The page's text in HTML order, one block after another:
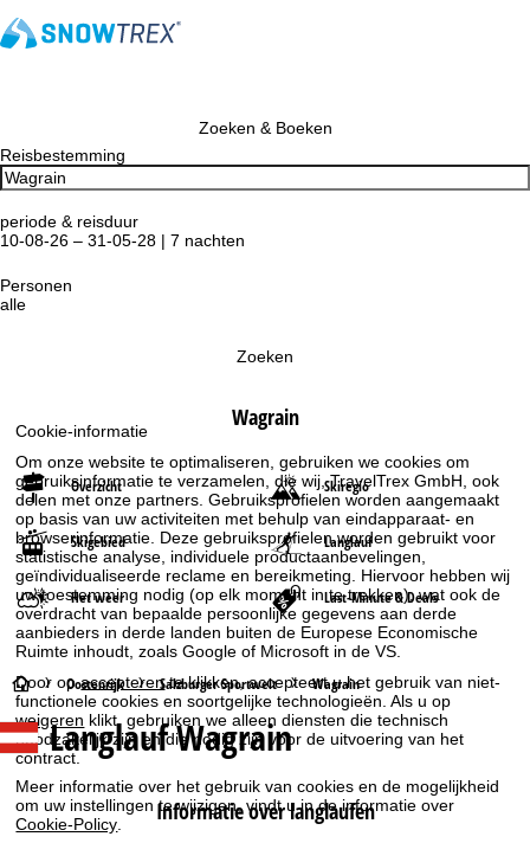
Cookie-informatie
Om onze website te optimaliseren, gebruiken we cookies om
gebruiksinformatie te verzamelen, die wij, TravelTrex GmbH, ook
delen met onze partners. Gebruiksprofielen worden aangemaakt
op basis van uw activiteiten met behulp van eindapparaat- en
browserinformatie. Deze gebruiksprofielen worden gebruikt voor
statistische analyse, individuele productaanbevelingen,
geïndividualiseerde reclame en bereikmeting. Hiervoor hebben wij
uw toestemming nodig (op elk moment in te trekken), wat ook de
overdracht van bepaalde persoonlijke gegevens aan derde
aanbieders in derde landen buiten de Europese Economische
Ruimte inhoudt, zoals Google of Microsoft in de VS.
Door opaccepterente klikken, accepteert u het gebruik van niet-
functionele cookies en soortgelijke technologieën. Als u op
weigeren klikt, gebruiken we alleen diensten die technisch
noodzakelijk zijn en die nodig zijn voor de uitvoering van het
contract.
Meer informatie over het gebruik van cookies en de mogelijkheid
om uw instellingen te wijzigen, vindt u in de informatie over
Cookie-Policy
Zoeken & Boeken
Reisbestemming
periode & reisduur
10-08-26 – 31-05-28 | 7 nachten
Personen
alle
Zoeken
Wagrain
Overzicht Skiregio
Skigebied Langlauf
Het weer Last-Minute & Deals
S
t
r
Oostenrijk Salzburger Sportwelt Wagrain
Langlauf Wagrain
Informatie over langlaufen